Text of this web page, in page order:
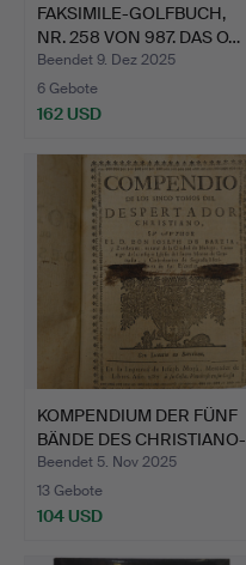
FAKSIMILE-GOLFBUCH,
NR. 258 VON 987. DAS O…
Beendet 9. Dez 2025
6 Gebote
162 USD
KOMPENDIUM DER FÜNF
BÄNDE DES CHRISTIANO-
W…
Beendet 5. Nov 2025
13 Gebote
104 USD